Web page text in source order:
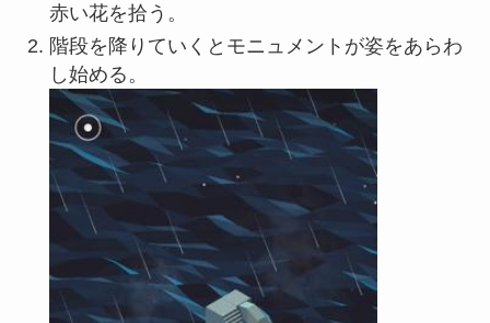
赤い花を拾う。
階段を降りていくとモニュメントが姿をあらわ
し始める。